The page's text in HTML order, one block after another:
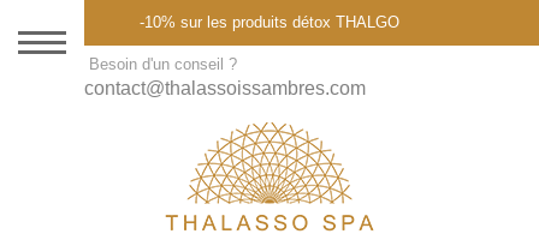
DESTINATION
THALASSO SPA
CURES ET FORFAITS
SOINS À LA CARTE
-10% sur les produits détox THALGO
Besoin d'un conseil ?
contact@thalassoissambres.com